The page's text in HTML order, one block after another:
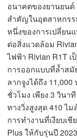
อนาคตของยานยนต์
สำคัญในอุตสาหกร
หนึ่งของการเปลี่ยน
ต่อสิ่งแวดล้อม
ไฟฟ้า Rivian R1T
การออกแบบที่ล้ำส
ลากจูงได้ถึง
ชั่วโมง เพียง 3 วินา
ทางวิ่งสูงสุด 410 ไ
การทำงานที่เงียบเชี
Plus ให้กับรุ่นปี